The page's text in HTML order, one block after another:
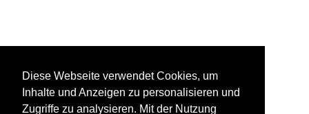
Diese Webseite verwendet Cookies, um
Inhalte und Anzeigen zu personalisieren und
Zugriffe zu analysieren. Mit der Nutzung